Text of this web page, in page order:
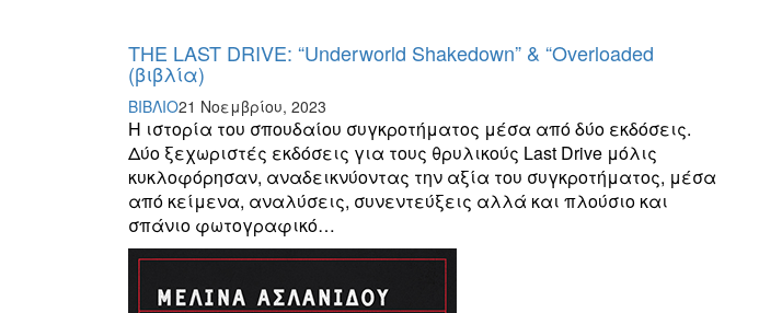
THE LAST DRIVE: “Underworld Shakedown” & “Overloaded
(βιβλία)
ΒΙΒΛΙΟ21 Νοεμβρίου, 2023
Η ιστορία του σπουδαίου συγκροτήματος μέσα από δύο εκδόσεις.
Δύο ξεχωριστές εκδόσεις για τους θρυλικούς Last Drive μόλις
κυκλοφόρησαν, αναδεικνύοντας την αξία του συγκροτήματος, μέσα
από κείμενα, αναλύσεις, συνεντεύξεις αλλά και πλούσιο και
σπάνιο φωτογραφικό…